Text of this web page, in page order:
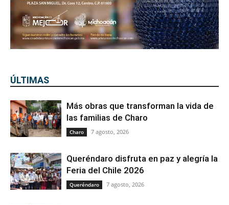
ÚLTIMAS
Más obras que transforman la vida de
las familias de Charo
Charo 7 agosto, 2026
Queréndaro disfruta en paz y alegría la
Feria del Chile 2026
Queréndaro 7 agosto, 2026